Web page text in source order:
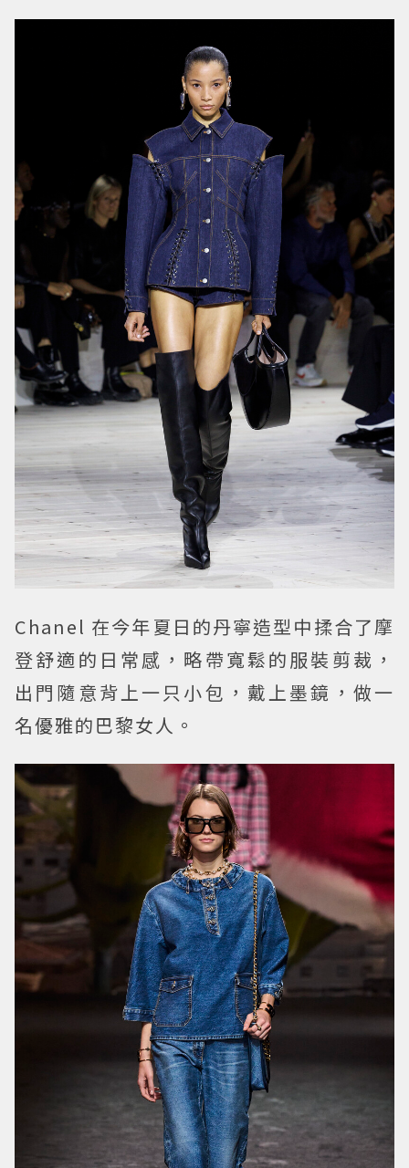
Chanel 在今年夏日的丹寧造型中揉合了摩
登舒適的日常感，略帶寬鬆的服裝剪裁，
出門隨意背上一只小包，戴上墨鏡，做一
名優雅的巴黎女人。